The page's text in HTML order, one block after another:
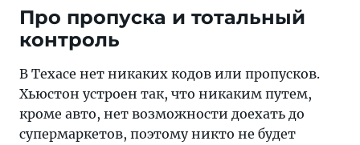
Про пропуска и тотальный
контроль
В Техасе нет никаких кодов или пропусков.
Хьюстон устроен так, что никаким путем,
кроме авто, нет возможности доехать до
супермаркетов, поэтому никто не будет